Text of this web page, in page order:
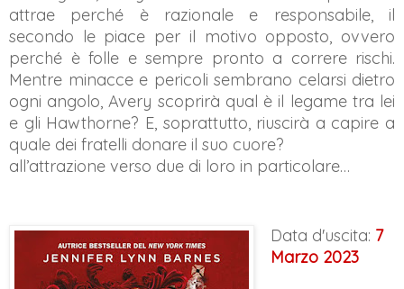
attrae perché è razionale e responsabile, il
secondo le piace per il motivo opposto, ovvero
perché è folle e sempre pronto a correre rischi.
Mentre minacce e pericoli sembrano celarsi dietro
ogni angolo, Avery scoprirà qual è il legame tra lei
e gli Hawthorne? E, soprattutto, riuscirà a capire a
quale dei fratelli donare il suo cuore?
all’attrazione verso due di loro in particolare…
Data d'uscita: 7
Marzo 2023